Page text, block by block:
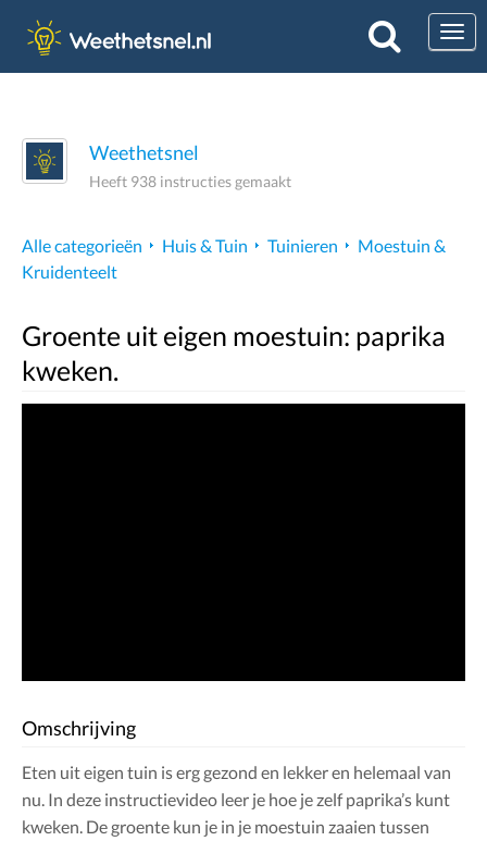
Weethetsnel
Heeft 938 instructies gemaakt
Alle categorieën Huis & Tuin Tuinieren
Moestuin &
Kruidenteelt
Groente uit eigen moestuin: paprika
kweken.
Omschrijving
Eten uit eigen tuin is erg gezond en lekker en helemaal van
nu. In deze instructievideo leer je hoe je zelf paprika’s kunt
kweken. De groente kun je in je moestuin zaaien tussen